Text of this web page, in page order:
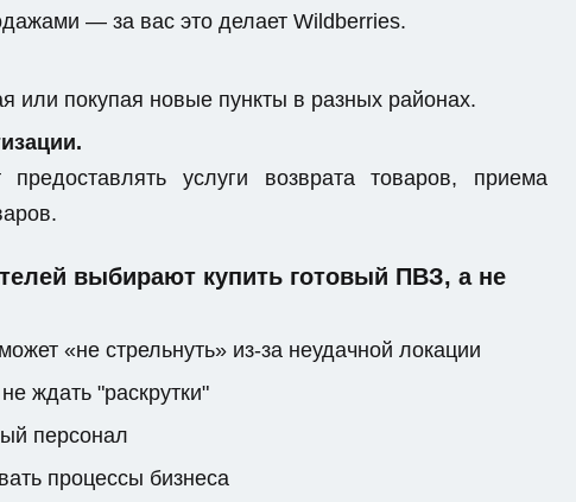
— за вас это делает Wildberries.
или покупая новые пункты в разных районах.
услуги возврата товаров, приема
выбирают купить готовый ПВЗ, а не
«не стрельнуть» из-за неудачной локации
ждать "раскрутки"
персонал
процессы бизнеса